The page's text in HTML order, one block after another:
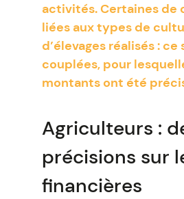
activités. Certaines de
liées aux types de
d’élevages réalisés :
couplées, pour
montants ont été
Agriculteurs :
précisions sur
financières